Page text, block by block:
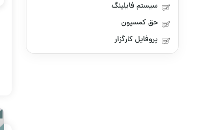
سیستم فایلینگ
حق کمسیون
پروفایل کارگزار